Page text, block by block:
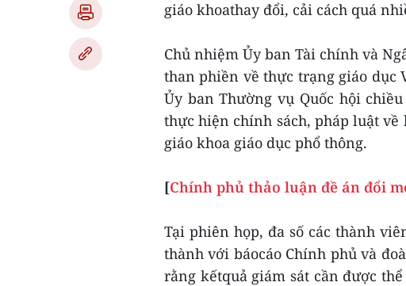
giáo khoathay đổi, cải cách quá
Chủ nhiệm Ủy ban Tài chính và
than phiền về thực trạng giáo dục
Ủy ban Thường vụ Quốc hội
thực hiện chính sách, pháp luật
giáo khoa giáo dục phổ thông.
[Chính phủ thảo luận đề án đổi
Tại phiên họp, đa số các thành
thành với báocáo Chính phủ và
rằng kếtquả giám sát cần được